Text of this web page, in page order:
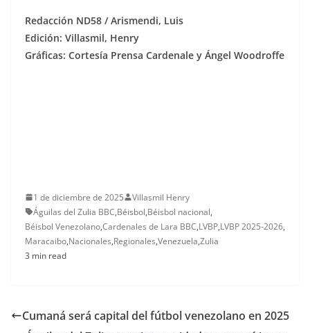
Redacción ND58 / Arismendi, Luis
Edición: Villasmil, Henry
Gráficas: Cortesía Prensa Cardenale y Ángel Woodroffe
1 de diciembre de 2025
Villasmil Henry
Águilas del Zulia BBC,Béisbol,Béisbol nacional,
Béisbol Venezolano,Cardenales de Lara BBC,LVBP,LVBP 2025-2026,
Maracaibo,Nacionales,Regionales,Venezuela,Zulia
3 min read
Cumaná será capital del fútbol venezolano en 2025